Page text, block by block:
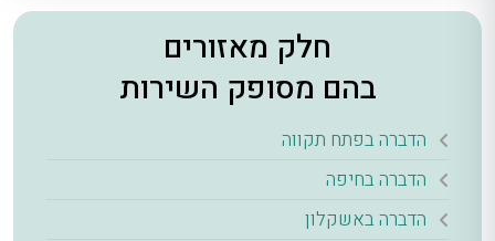
חלק מאזורים
בהם מסופק השירות
הדברה בפתח תקווה
הדברה בחיפה
הדברה באשקלון